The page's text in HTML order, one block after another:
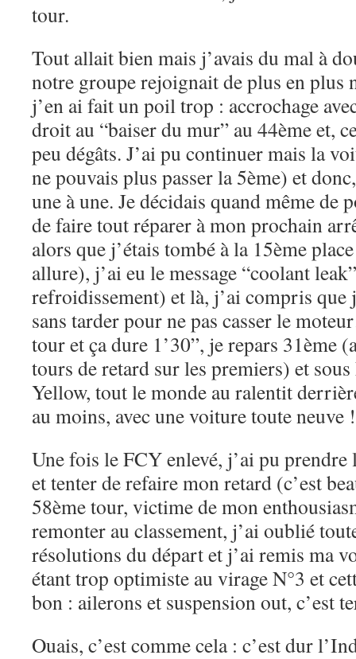
tour.
Tout allait bien mais j’avais du mal à
notre groupe rejoignait de plus en plus
j’en ai fait un poil trop : accrochage
droit au “baiser du mur” au 44ème et,
peu dégâts. J’ai pu continuer mais la
ne pouvais plus passer la 5ème) et
une à une. Je décidais quand même de
de faire tout réparer à mon prochain
alors que j’étais tombé à la 15ème
allure), j’ai eu le message “coolant
refroidissement) et là, j’ai compris que
sans tarder pour ne pas casser le
tour et ça dure 1’30”, je repars 31ème
tours de retard sur les premiers) et
Yellow, tout le monde au ralentit
au moins, avec une voiture toute neuve !
Une fois le FCY enlevé, j’ai pu prendre
et tenter de refaire mon retard (c’est
58ème tour, victime de mon
remonter au classement, j’ai oublié
résolutions du départ et j’ai remis ma
étant trop optimiste au virage N°3 et
bon : ailerons et suspension out, c’est
Ouais, c’est comme cela : c’est dur